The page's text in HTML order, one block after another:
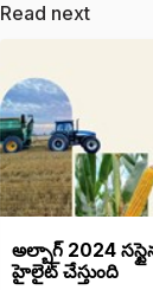
Read next
అల్బాగ్ 2024
హైలైట్ చేస్తుంది